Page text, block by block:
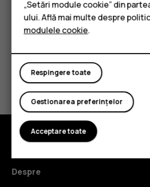
Accesorii
Tablete
Considerați utile aceste
Da Nu
Despre
„Setări module cookie” din
ului. Află mai multe despre
modulele cookie.
Respingere toate
Gestionarea preferințelor
Acceptare toate